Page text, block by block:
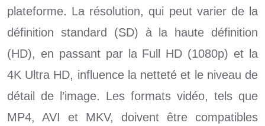
plateforme. La résolution, qui peut varier de la
définition standard (SD) à la haute définition
(HD), en passant par la Full HD (1080p) et la
4K Ultra HD, influence la netteté et le niveau de
détail de l’image. Les formats vidéo, tels que
MP4, AVI et MKV, doivent être compatibles